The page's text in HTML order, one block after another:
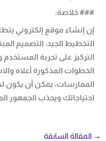
### خلاصة:
إن إنشاء موقع إلكتروني
التخطيط الجيد، التصميم
التركيز على تجربة المستخدم
الخطوات المذكورة أعلاه
الممارسات، يمكن أن يكون
احتياجاتك ويجذب الجمهور
→ المقالة السابقة